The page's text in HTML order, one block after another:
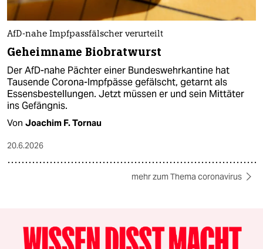
AfD-nahe Impfpassfälscher verurteilt
Geheimname Biobratwurst
Der AfD-nahe Pächter einer Bundeswehrkantine hat
Tausende Corona-Impfpässe gefälscht, getarnt als
Essensbestellungen. Jetzt müssen er und sein Mittäter
ins Gefängnis.
Von Joachim F. Tornau
20.6.2026
mehr zum Thema coronavirus